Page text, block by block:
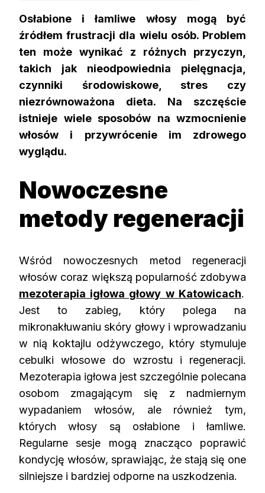
Osłabione i łamliwe włosy mogą być
źródłem frustracji dla wielu osób. Problem
ten może wynikać z różnych przyczyn,
takich jak nieodpowiednia pielęgnacja,
czynniki środowiskowe, stres czy
niezrównoważona dieta. Na szczęście
istnieje wiele sposobów na wzmocnienie
włosów i przywrócenie im zdrowego
wyglądu.
Nowoczesne
metody regeneracji
Wśród nowoczesnych metod regeneracji
włosów coraz większą popularność zdobywa
mezoterapia igłowa głowy w Katowicach.
Jest to zabieg, który polega na
mikronakłuwaniu skóry głowy i wprowadzaniu
w nią koktajlu odżywczego, który stymuluje
cebulki włosowe do wzrostu i regeneracji.
Mezoterapia igłowa jest szczególnie polecana
osobom zmagającym się z nadmiernym
wypadaniem włosów, ale również tym,
których włosy są osłabione i łamliwe.
Regularne sesje mogą znacząco poprawić
kondycję włosów, sprawiając, że stają się one
silniejsze i bardziej odporne na uszkodzenia.